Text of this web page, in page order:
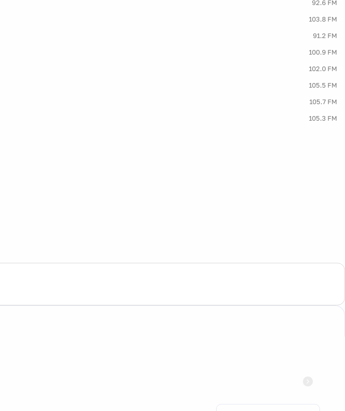
92.6 FM
103.8 FM
91.2 FM
100.9 FM
102.0 FM
105.5 FM
105.7 FM
105.3 FM